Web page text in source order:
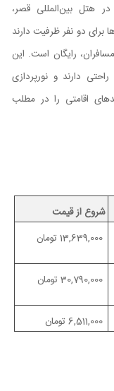
هتل بین‌المللی قصر،
برای دو نفر ظرفیت دارند
رایگان است. این
دارند و نورپردازی
اقامتی را در مطلب
شروع از قیمت
13,639,000 تومان
30,790,000 تومان
6,511,000 تومان